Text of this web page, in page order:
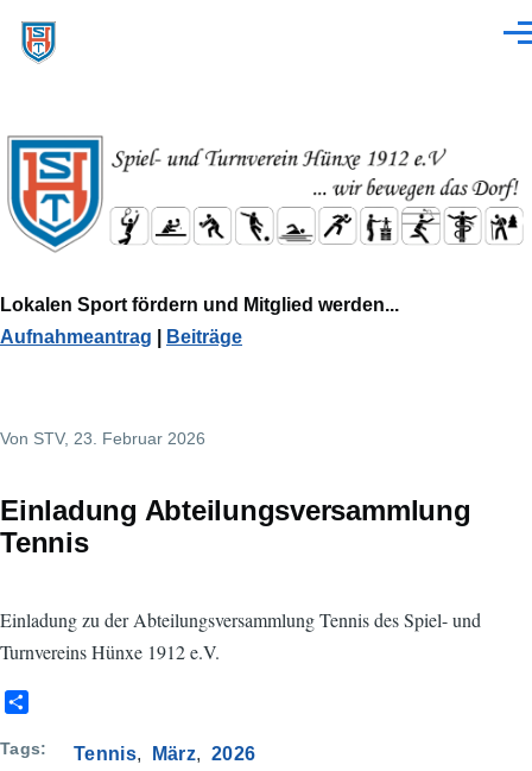
Lokalen Sport fördern und Mitglied werden...
Aufnahmeantrag
Beiträge
Von STV, 23. Februar 2026
Einladung Abteilungsversammlung
Tennis
Einladung zu der Abteilungsversammlung Tennis des Spiel- und
Turnvereins Hünxe 1912 e.V.
a
Tags Tennis März 2026